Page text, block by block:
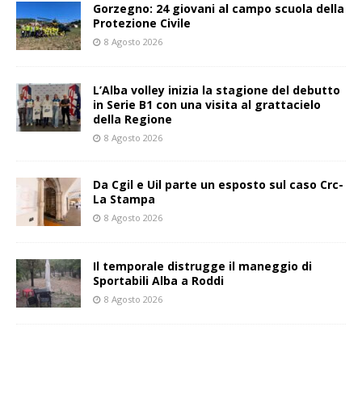
Gorzegno: 24 giovani al campo scuola della
Protezione Civile
8 Agosto 2026
L’Alba volley inizia la stagione del debutto
in Serie B1 con una visita al grattacielo
della Regione
8 Agosto 2026
Da Cgil e Uil parte un esposto sul caso Crc-
La Stampa
8 Agosto 2026
Il temporale distrugge il maneggio di
Sportabili Alba a Roddi
8 Agosto 2026